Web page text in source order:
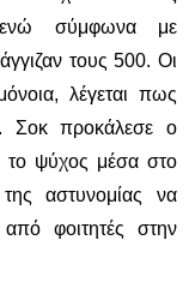
σύμφωνα με
τους 500. Οι
λέγεται πως
Σοκ προκάλεσε ο
το ψύχος μέσα στο
αστυνομίας να
φοιτητές στην